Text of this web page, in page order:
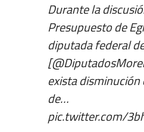
Durante la
Presupuesto de
diputada federal
[
exista
de…
pic.twitter.com/